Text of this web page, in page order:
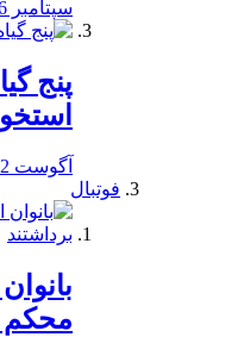
سپتامبر 26, 2019
پنج
آگوست 22, 2019
فوتبال
محكم